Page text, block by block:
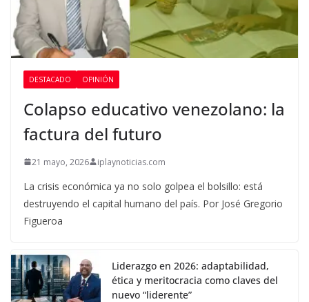
DESTACADO OPINIÓN
Colapso educativo venezolano: la
factura del futuro
21 mayo, 2026 iplaynoticias.com
La crisis económica ya no solo golpea el bolsillo: está
destruyendo el capital humano del país. Por José Gregorio
Figueroa
Liderazgo en 2026: adaptabilidad,
ética y meritocracia como claves del
nuevo “liderente”